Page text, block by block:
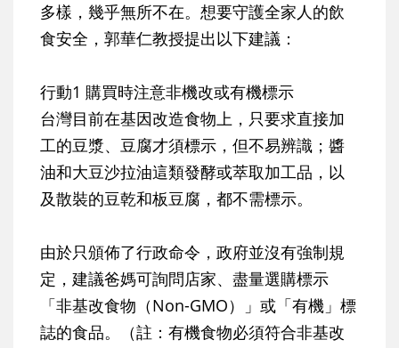
多樣，幾乎無所不在。想要守護全家人的飲
食安全，郭華仁教授提出以下建議：
行動1 購買時注意非機改或有機標示
台灣目前在基因改造食物上，只要求直接加
工的豆漿、豆腐才須標示，但不易辨識；醬
油和大豆沙拉油這類發酵或萃取加工品，以
及散裝的豆乾和板豆腐，都不需標示。
由於只頒佈了行政命令，政府並沒有強制規
定，建議爸媽可詢問店家、盡量選購標示
「非基改食物（Non-GMO）」或「有機」標
誌的食品。（註：有機食物必須符合非基改